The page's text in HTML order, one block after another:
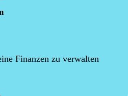
Finanzen zu verwalten